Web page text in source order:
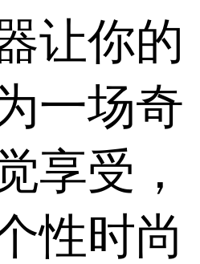
让你的
一场奇
享受，
性时尚